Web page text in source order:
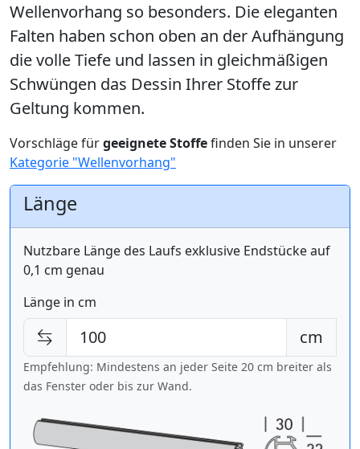
Wellenvorhang so besonders. Die eleganten
Falten haben schon oben an der Aufhängung
die volle Tiefe und lassen in gleichmäßigen
Schwüngen das Dessin Ihrer Stoffe zur
Geltung kommen.
Vorschläge fürgeeignete Stoffefinden Sie in unserer
Kategorie "Wellenvorhang"
Länge
Nutzbare Länge des Laufs exklusive Endstücke auf
0,1 cm genau
Länge in cm
cm
Empfehlung: Mindestens an jeder Seite 20 cm breiter als
das Fenster oder bis zur Wand.